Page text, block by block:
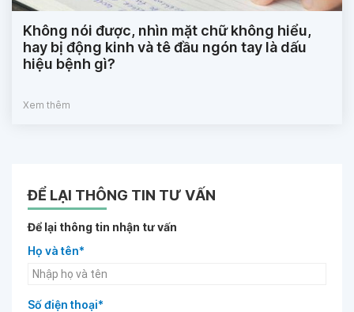
Không nói được, nhìn mặt chữ không hiểu,
hay bị động kinh và tê đầu ngón tay là dấu
hiệu bệnh gì?
Xem thêm
ĐỂ LẠI THÔNG TIN TƯ VẤN
Để lại thông tin nhận tư vấn
Họ và tên*
Số điện thoại*